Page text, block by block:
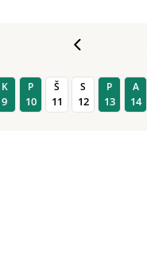
K
9
P
10
Š
11
S
12
P
13
A
14